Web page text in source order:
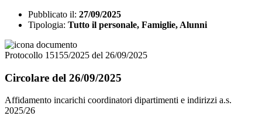
Pubblicato il: 27/09/2025
Tipologia: Tutto il personale, Famiglie, Alunni
Protocollo 15155/2025 del 26/09/2025
Circolare del 26/09/2025
Affidamento incarichi coordinatori dipartimenti e indirizzi a.s.
2025/26